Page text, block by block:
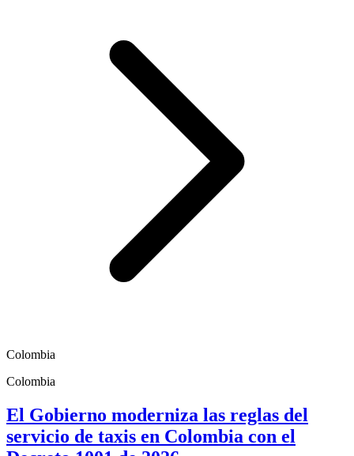
Colombia
Colombia
El Gobierno moderniza las reglas del
servicio de taxis en Colombia con el